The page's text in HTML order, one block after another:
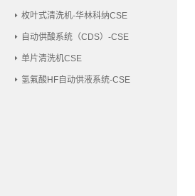
枚叶式清洗机-华林科纳CSE
自动供酸系统（CDS）-CSE
单片清洗机CSE
氢氟酸HF自动供液系统-CSE